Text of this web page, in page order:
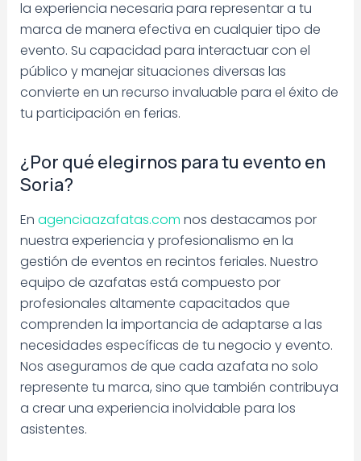
la experiencia necesaria para representar a tu
marca de manera efectiva en cualquier tipo de
evento. Su capacidad para interactuar con el
público y manejar situaciones diversas las
convierte en un recurso invaluable para el éxito de
tu participación en ferias.
¿Por qué elegirnos para tu evento en
Soria?
En agenciaazafatas.com nos destacamos por
nuestra experiencia y profesionalismo en la
gestión de eventos en recintos feriales. Nuestro
equipo de azafatas está compuesto por
profesionales altamente capacitados que
comprenden la importancia de adaptarse a las
necesidades específicas de tu negocio y evento.
Nos aseguramos de que cada azafata no solo
represente tu marca, sino que también contribuya
a crear una experiencia inolvidable para los
asistentes.